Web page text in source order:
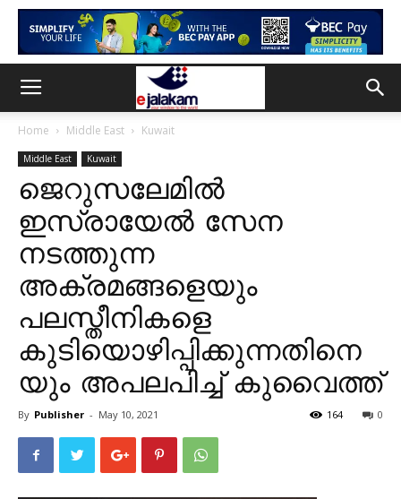
Home Middle East Kuwait
Middle East Kuwait
ജെറുസലേമിൽ
ഇസ്രായേൽ സേന
നടത്തുന്ന
അക്രമങ്ങളെയും
പലസ്തീനികളെ
കുടിയൊഴിപ്പിക്കുന്നതിനെ
യും അപലപിച്ച് കുവൈത്ത്
By Publisher - May 10, 2021 0
164